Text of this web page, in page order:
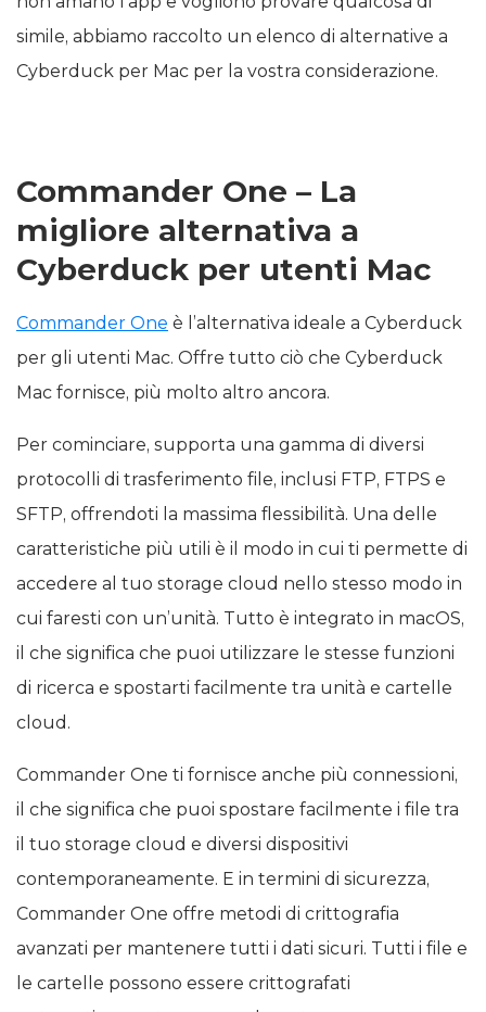
simile, abbiamo raccolto un elenco di alternative a
Cyberduck per Mac per la vostra considerazione.
Commander One – La
migliore alternativa a
Cyberduck per utenti Mac
Commander One è l’alternativa ideale a Cyberduck
per gli utenti Mac. Offre tutto ciò che Cyberduck
Mac fornisce, più molto altro ancora.
Per cominciare, supporta una gamma di diversi
protocolli di trasferimento file, inclusi FTP, FTPS e
SFTP, offrendoti la massima flessibilità. Una delle
caratteristiche più utili è il modo in cui ti permette di
accedere al tuo storage cloud nello stesso modo in
cui faresti con un’unità. Tutto è integrato in macOS,
il che significa che puoi utilizzare le stesse funzioni
di ricerca e spostarti facilmente tra unità e cartelle
cloud.
Commander One ti fornisce anche più connessioni,
il che significa che puoi spostare facilmente i file tra
il tuo storage cloud e diversi dispositivi
contemporaneamente. E in termini di sicurezza,
Commander One offre metodi di crittografia
avanzati per mantenere tutti i dati sicuri. Tutti i file e
le cartelle possono essere crittografati